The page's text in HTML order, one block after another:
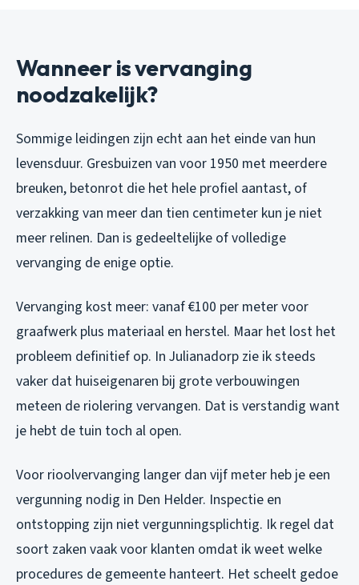
Wanneer is vervanging
noodzakelijk?
Sommige leidingen zijn echt aan het einde van hun
levensduur. Gresbuizen van voor 1950 met meerdere
breuken, betonrot die het hele profiel aantast, of
verzakking van meer dan tien centimeter kun je niet
meer relinen. Dan is gedeeltelijke of volledige
vervanging de enige optie.
Vervanging kost meer: vanaf €100 per meter voor
graafwerk plus materiaal en herstel. Maar het lost het
probleem definitief op. In Julianadorp zie ik steeds
vaker dat huiseigenaren bij grote verbouwingen
meteen de riolering vervangen. Dat is verstandig want
je hebt de tuin toch al open.
Voor rioolvervanging langer dan vijf meter heb je een
vergunning nodig in Den Helder. Inspectie en
ontstopping zijn niet vergunningsplichtig. Ik regel dat
soort zaken vaak voor klanten omdat ik weet welke
procedures de gemeente hanteert. Het scheelt gedoe